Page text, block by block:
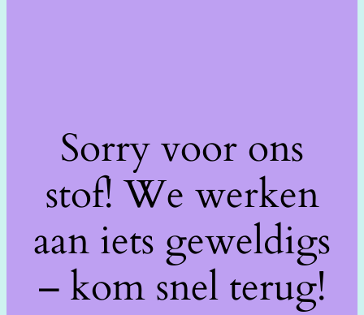
Sorry voor ons
stof! We werken
aan iets geweldigs
– kom snel terug!